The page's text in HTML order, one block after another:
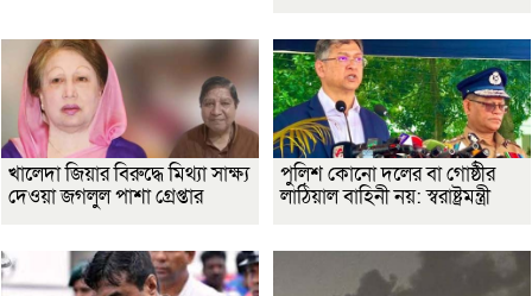
খালেদা জিয়ার বিরুদ্ধে মিথ্যা সাক্ষ্য
দেওয়া জগলুল পাশা গ্রেপ্তার
পুলিশ কোনো দলের বা গোষ্ঠীর
লাঠিয়াল বাহিনী নয়: স্বরাষ্ট্রমন্ত্রী